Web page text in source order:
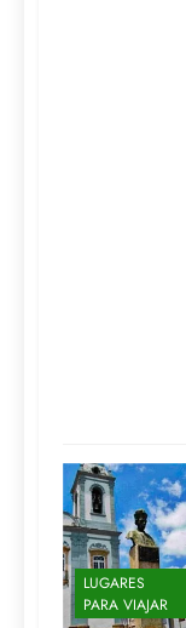
LUGARES
PARA VIAJAR